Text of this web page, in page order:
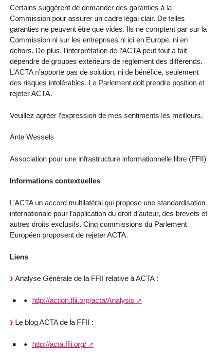
Certains suggèrent de demander des garanties à la
Commission pour assurer un cadre légal clair. De telles
garanties ne peuvent être que vides. Ils ne comptent par sur la
Commission ni sur les entreprises ni ici en Europe, ni en
dehors. De plus, l’interprétation de l’ACTA peut tout à fait
dépendre de groupes extérieurs de règlement des différends.
L’ACTA n’apporte pas de solution, ni de bénéfice, seulement
des risques intolérables. Le Parlement doit prendre position et
rejeter ACTA.
Veuillez agréer l’expression de mes sentiments les meilleurs,
Ante Wessels
Association pour une infrastructure informationnelle libre (FFII)
Informations contextuelles
L’ACTA un accord multilatéral qui propose une standardisation
internationale pour l’application du droit d’auteur, des brevets et
autres droits exclusifs. Cinq commissions du Parlement
Européen proposent de rejeter ACTA.
Liens
Analyse Générale de la FFII relative à ACTA :
http://action.ffii.org/acta/Analysis
Le blog ACTA de la FFII :
http://acta.ffii.org/